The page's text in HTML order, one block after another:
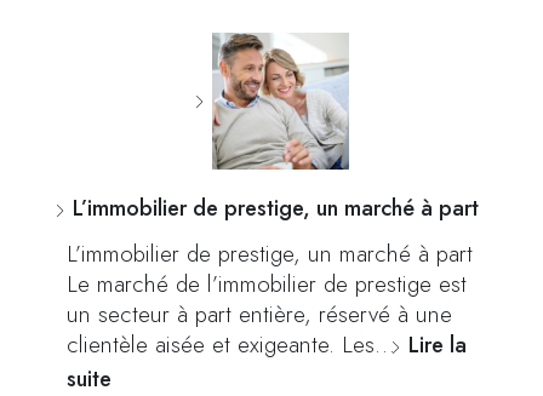
L’immobilier de prestige, un marché à part
L’immobilier de prestige, un marché à part
Le marché de l’immobilier de prestige est
un secteur à part entière, réservé à une
clientèle aisée et exigeante. Les… Lire la
suite